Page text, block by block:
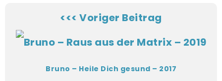
<<< Voriger Beitrag
Bruno – Heile Dich gesund – 2017